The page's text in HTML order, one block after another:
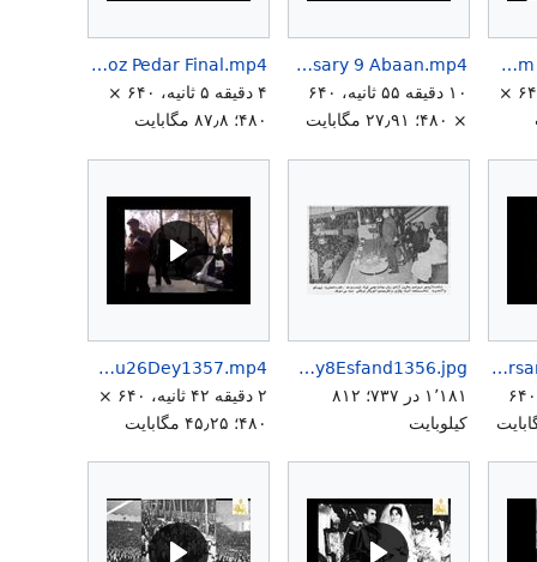
HIM Mohammad Reza Shah Pahlavi Aryamehr Speech Rooz Moalem 16 Mehr-1.mp4
۳ دقیقه ۴۷ ثانیه، ۶۴۰ ×
HIM Reza Pahlavi Birthday Anniversary 9 Abaan.mp4
۱۰ دقیقه ۵۵ ثانیه، ۶۴۰
× ۴۸۰؛ ۲۷٫۹۱ مگابایت
HIM Reza Shah Bozorg Anniversary Rooz Pedar Final.mp4
۴ دقیقه ۵ ثانیه، ۶۴۰ ×
۴۸۰؛ ۸۷٫۸ مگابایت
HIM Shahbanou Farah Pahlavi Birthday Anniversary 22 Mehr.mp4
۱۴ دقیقه ۴۸ ثانیه، ۶۴۰
HIMAryamehr16thAnniversaryWomenDay8Esfand1356.jpg
۱٬۱۸۱ در ۷۳۷؛ ۸۱۲
کیلوبایت
HIMAryamehrShahbanou26Dey1357.mp4
۲ دقیقه ۴۲ ثانیه، ۶۴۰ ×
۴۸۰؛ ۴۵٫۲۵ مگابایت